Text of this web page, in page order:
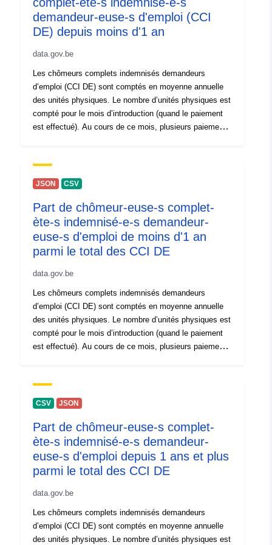
30 July 2026
spatial: Coordonnées:
Type: Polygon
Identificateurs: 833900-4
Droits d'accès:
Couverture
temporelle:
01 January 2025
- 31 December 2025
ète-s indemnisé-e-s
demandeur-euse-s
d’emploi (CCI DE), durée
d'inoccupation
demandeur-euse-s d'emploi (CCI
DE) depuis moins d'1 an
data.gov.be
Les chômeurs complets indemnisés demandeurs
d’emploi (CCI DE) sont comptés en moyenne annuelle
des unités physiques. Le nombre d’unités physiques est
compté pour le mois d’introduction (quand le paiement
est effectué). Au cours de ce mois, plusieurs paiements
passé. Le mois auquel un paiement a trait, est appelé
mois de référence. Les statistiques de paiements de
sur le mois de référence. La notion d’unités physiques
ne fait donc pas référence au nombre de personnes
payées. La moyenne annuelle est calculée en divisant la
somme du nombre mensuel d'unités physiques par 12
voir aussi site de l' "[\2](\1)"
JSON CSV
Part de chômeur-euse-s complet-
ète-s indemnisé-e-s demandeur-
euse-s d'emploi de moins d'1 an
parmi le total des CCI DE
data.gov.be
Les chômeurs complets indemnisés demandeurs
d’emploi (CCI DE) sont comptés en moyenne annuelle
des unités physiques. Le nombre d’unités physiques est
compté pour le mois d’introduction (quand le paiement
est effectué). Au cours de ce mois, plusieurs paiements
passé. Le mois auquel un paiement a trait, est appelé
mois de référence. Les statistiques de paiements de
sur le mois de référence. La notion d’unités physiques
ne fait donc pas référence au nombre de personnes
payées. La moyenne annuelle est calculée en divisant la
somme du nombre mensuel d'unités physiques par 12
voir aussi site de l' "[\2](\1)"
CSV JSON
Part de chômeur-euse-s complet-
ète-s indemnisé-e-s demandeur-
euse-s d'emploi depuis 1 ans et plus
parmi le total des CCI DE
data.gov.be
Les chômeurs complets indemnisés demandeurs
d’emploi (CCI DE) sont comptés en moyenne annuelle
des unités physiques. Le nombre d’unités physiques est